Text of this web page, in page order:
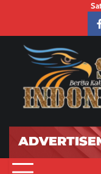
content